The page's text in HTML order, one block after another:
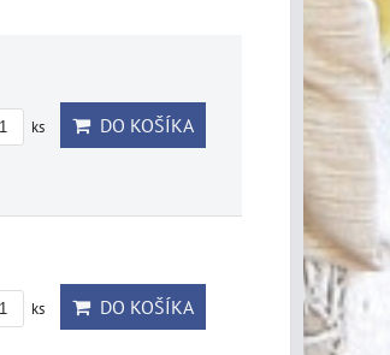
ks DO KOŠÍKA
ks DO KOŠÍKA